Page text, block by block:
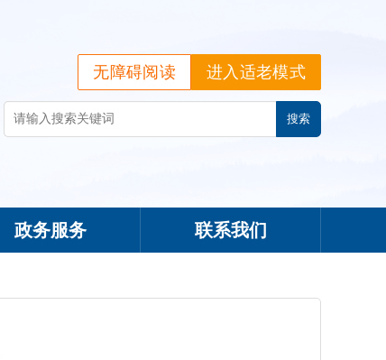
进入适老模式
无障碍阅读
政务服务 联系我们